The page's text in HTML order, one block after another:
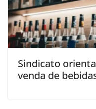
Sindicato
venda de